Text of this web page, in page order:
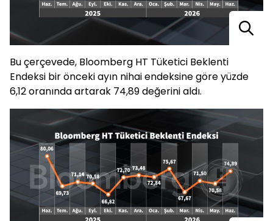
Bu çerçevede, Bloomberg HT Tüketici Beklenti
Endeksi bir önceki ayın nihai endeksine göre yüzde
6,12 oranında artarak 74,89 değerini aldı.